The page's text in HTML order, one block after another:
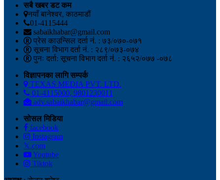
सबै खबर डट कम
नयाँ बानेश्वर, काठमाडौं
01-4115444
sabaikhabar@gmail.com
प्रेस काउन्सिल दर्ता नं. : ७३/०७०-०७१
सूचना विभाग दर्ता नं. : २८९/०७३-०७४
पुनः दर्ता: सूचना विभाग दर्ता नं. : २६५२/०७७ -०७८
विज्ञापनका लागि सम्पर्क
TEXAS MEDIA PVT. LTD.
01-4115000, 9801230011
adv.sabaikhabar@gmail.com
सोसल मिडिया
facebook
Instagram
𝕏.com
Youtube
Tiktok